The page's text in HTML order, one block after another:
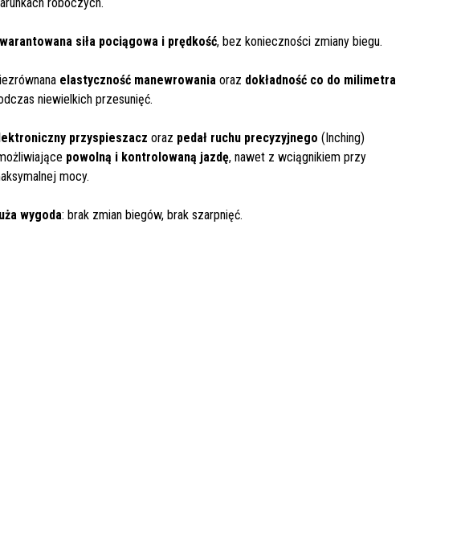
siła pociągowa i prędkość, bez konieczności zmiany biegu.
elastyczność manewrowaniaoraz dokładność co do milimetra
niewielkich przesunięć.
przyspieszacz oraz pedał ruchu precyzyjnego (Inching)
powolną i kontrolowaną jazdę, nawet z wciągnikiem przy
mocy.
wygoda: brak zmian biegów, brak szarpnięć.